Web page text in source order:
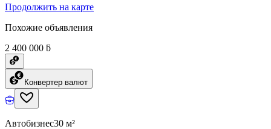
Продолжить на карте
Похожие объявления
2 400 000 ƃ
Конвертер валют
Автобизнес30 м²